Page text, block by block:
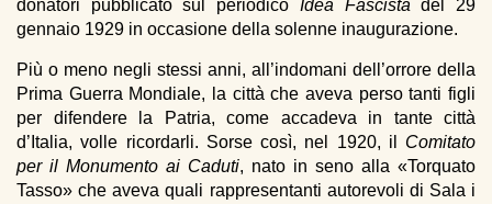
donatori pubblicato sul periodico Idea Fascista del 29
gennaio 1929 in occasione della solenne inaugurazione.
Più o meno negli stessi anni, all’indomani dell’orrore della
Prima Guerra Mondiale, la città che aveva perso tanti figli
per difendere la Patria, come accadeva in tante città
d’Italia, volle ricordarli. Sorse così, nel 1920, il Comitato
per il Monumento ai Caduti, nato in seno alla «Torquato
Tasso» che aveva quali rappresentanti autorevoli di Sala i